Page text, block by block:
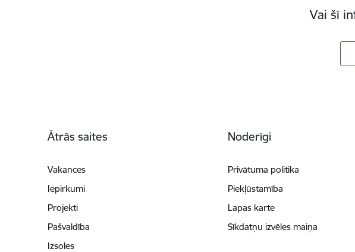
Vai šī
Ātrās saites
Vakances
Iepirkumi
Projekti
Pašvaldība
Izsoles
Noderīgi
Privātuma politika
Piekļūstamība
Lapas karte
Sīkdatņu izvēles maiņa